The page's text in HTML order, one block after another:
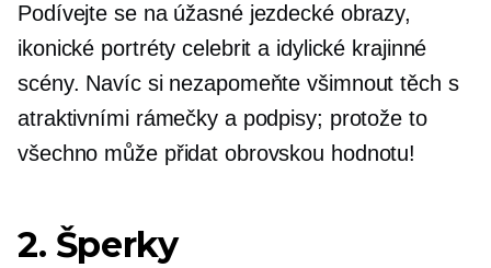
Podívejte se na úžasné jezdecké obrazy,
ikonické portréty celebrit a idylické krajinné
scény. Navíc si nezapomeňte všimnout těch s
atraktivními rámečky a podpisy; protože to
všechno může přidat obrovskou hodnotu!
2. Šperky